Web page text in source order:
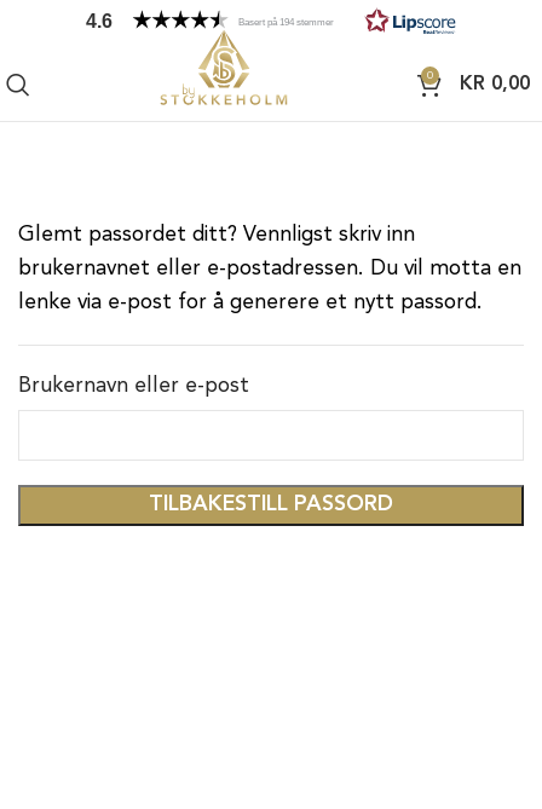
4.6 Basert på 194 stemmer
0 KR 0,00
Glemt passordet ditt? Vennligst skriv inn
brukernavnet eller e-postadressen. Du vil motta en
lenke via e-post for å generere et nytt passord.
Brukernavn eller e-post
TILBAKESTILL PASSORD